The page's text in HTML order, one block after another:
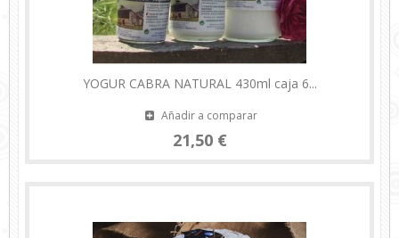
YOGUR CABRA NATURAL 430ml caja 6...
Añadir a comparar
21,50 €